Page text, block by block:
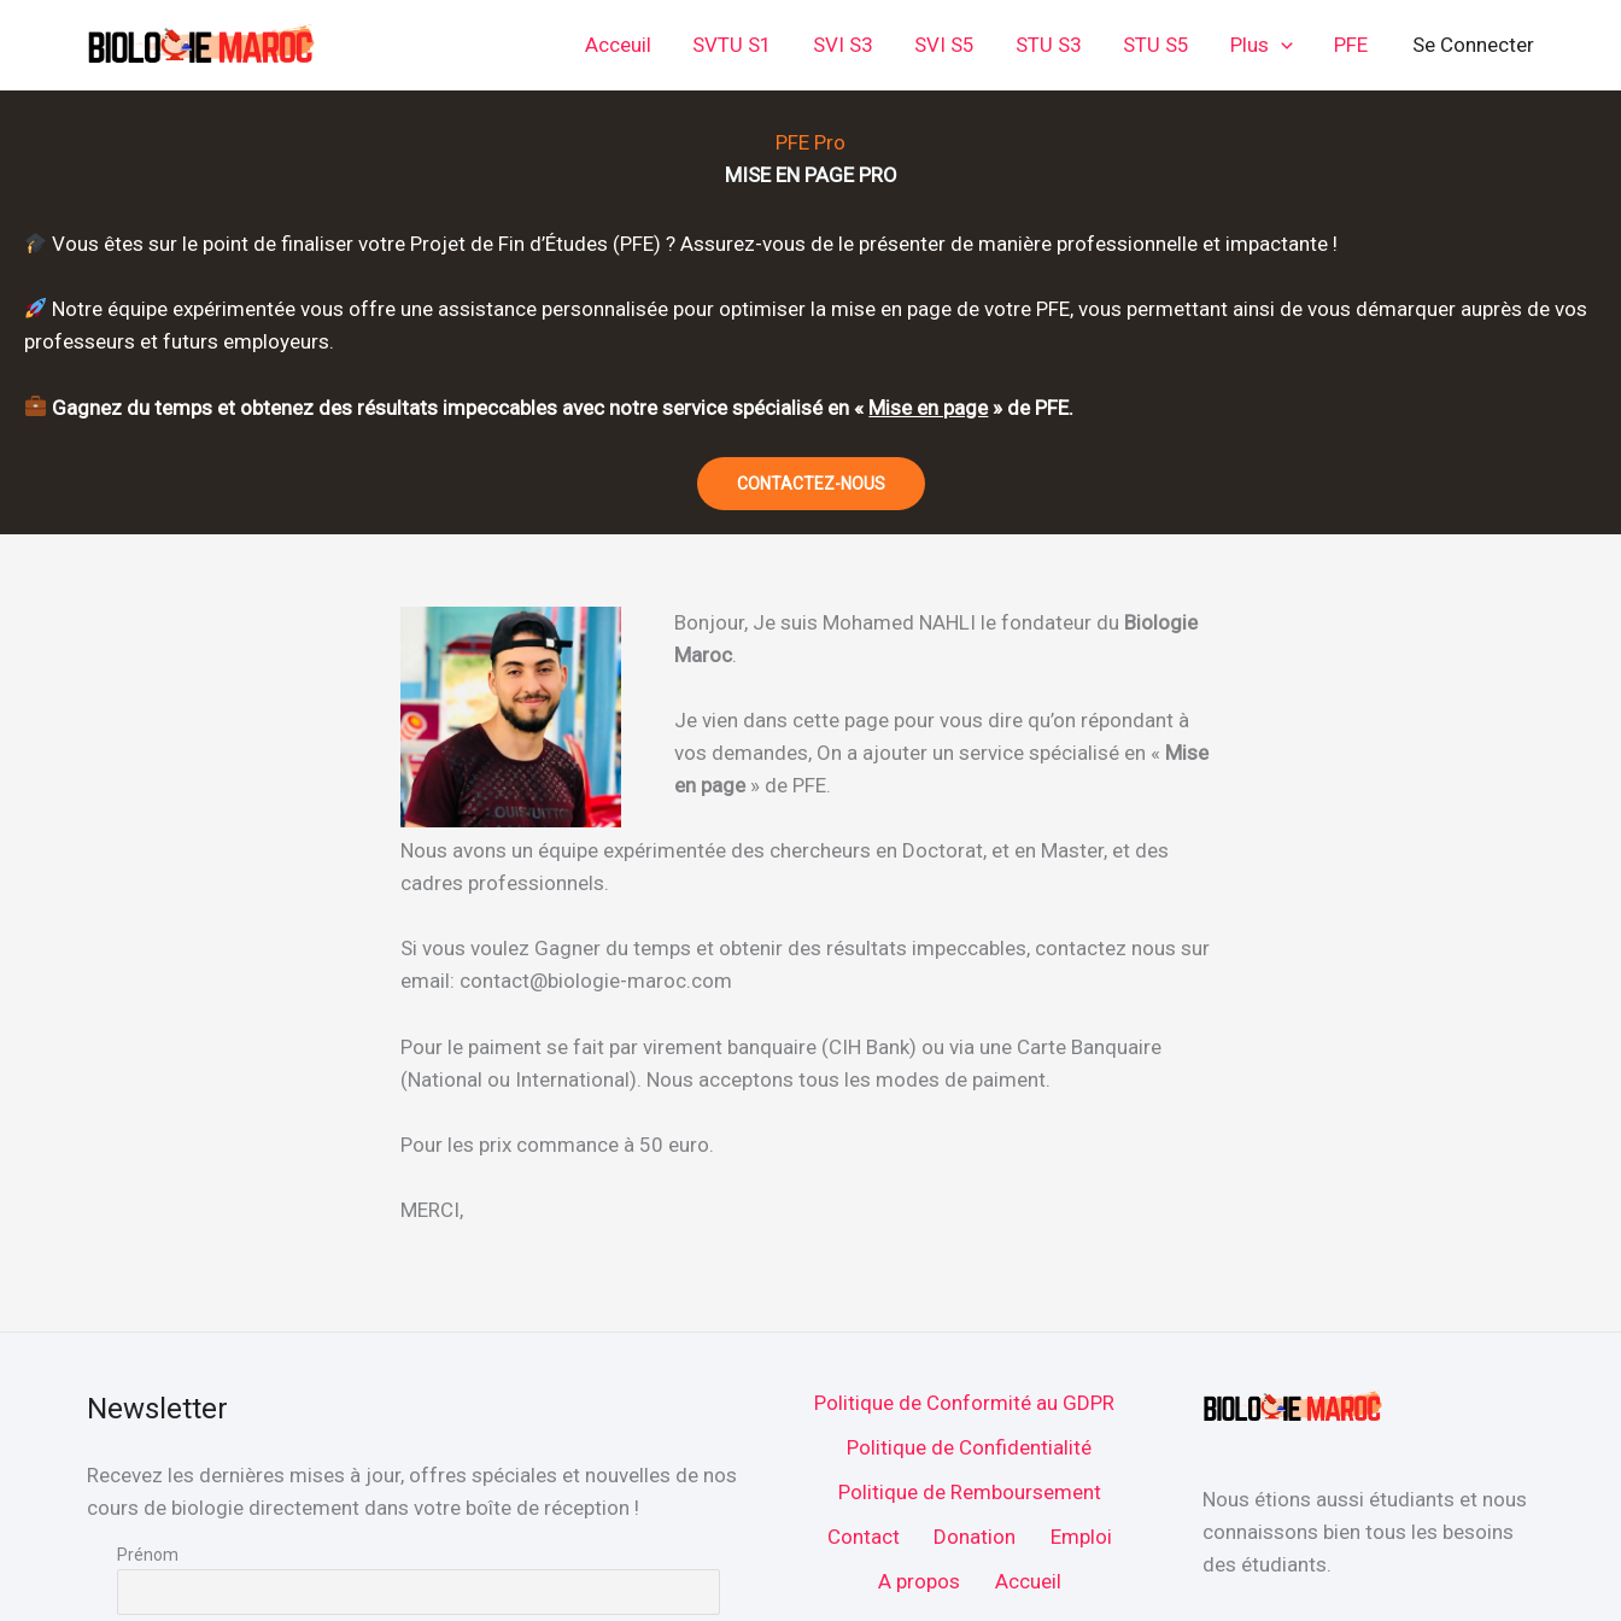
Acceuil SVTU S1 SVI S3 SVI S5 STU S3 STU S5 Plus PFE Se Connecter
PFE Pro
MISE EN PAGE PRO
Vous êtes sur le point de finaliser votre Projet de Fin d’Études (PFE) ? Assurez-vous de le présenter de manière professionnelle et impactante !
Notre équipe expérimentée vous offre une assistance personnalisée pour optimiser la mise en page de votre PFE, vous permettant ainsi de vous démarquer auprès de vos
professeurs et futurs employeurs.
Gagnez du temps et obtenez des résultats impeccables avec notre service spécialisé en « Mise en page» de PFE.
CONTACTEZ-NOUS
Bonjour, Je suis Mohamed NAHLI le fondateur du Biologie
Maroc.
Je vien dans cette page pour vous dire qu’on répondant à
vos demandes, On a ajouter un service spécialisé en « Mise
en page» de PFE.
Nous avons un équipe expérimentée des chercheurs en Doctorat, et en Master, et des
cadres professionnels.
Si vous voulez Gagner du temps et obtenir des résultats impeccables, contactez nous sur
email: contact@biologie-maroc.com
Pour le paiment se fait par virement banquaire (CIH Bank) ou via une Carte Banquaire
(National ou International). Nous acceptons tous les modes de paiment.
Pour les prix commance à 50 euro.
MERCI,
Newsletter
Recevez les dernières mises à jour, offres spéciales et nouvelles de nos
cours de biologie directement dans votre boîte de réception !
Prénom
Politique de Conformité au GDPR
Politique de Confidentialité
Politique de Remboursement
Contact
Donation
Emploi
A propos
Accueil
Nous étions aussi étudiants et nous
connaissons bien tous les besoins
des étudiants.